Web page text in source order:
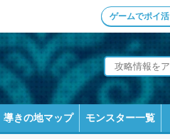
ゲームでポイ活
導きの地マップ モンスター一覧